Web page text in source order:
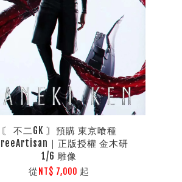
〘 不二GK 〙預購 東京喰種
｜正版授權 金木研
1/6 雕像
從 NT$ 7,000 起